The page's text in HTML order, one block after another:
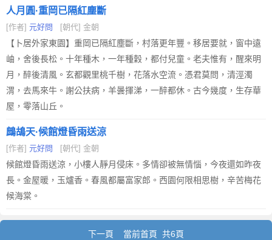
人月圓·重岡已隔紅塵斷
[作者] 元好問 [朝代] 金朝
【卜居外家東園】重岡已隔紅塵斷，村落更年豐。移居要就，窗中遠
岫，舍後長松。十年種木，一年種穀，都付兒童。老夫惟有，醒來明
月，醉後清風。玄都觀里桃千樹，花落水空流。憑君莫問，清涇濁
渭，去馬來牛。謝公扶病，羊曇揮涕，一醉都休。古今幾度，生存華
屋，零落山丘。
鷓鴣天·候館燈昏雨送涼
[作者] 元好問 [朝代] 金朝
候館燈昏雨送涼，小樓人靜月侵床。多情卻被無情惱，今夜還如昨夜
長。金屋暖，玉爐香。春風都屬富家郎。西園何限相思樹，辛苦梅花
候海棠。
下一頁 當前首頁 共6頁